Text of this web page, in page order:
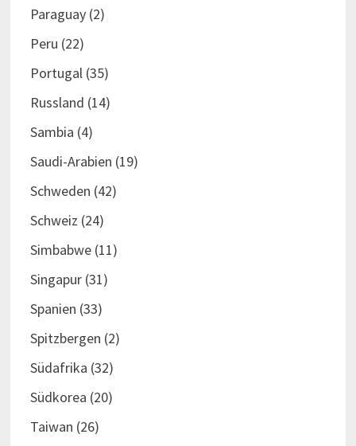
Paraguay(2)
Peru (22)
Portugal(35)
Russland (14)
Sambia (4)
Saudi-Arabien (19)
Schweden (42)
Schweiz (24)
Simbabwe(11)
Singapur(31)
Spanien (33)
Spitzbergen (2)
Südafrika (32)
Südkorea (20)
Taiwan (26)